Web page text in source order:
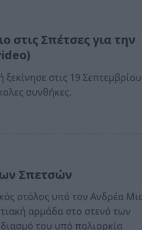
στις Σπέτσες για την
στις 19
συνθήκες.
Σπετσών
στόλος υπό τον Ανδρέα
αρμάδα στο στενό των
του υπό πολιορκία